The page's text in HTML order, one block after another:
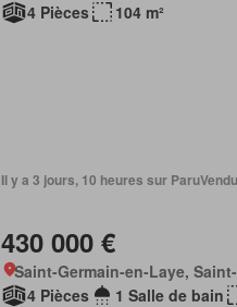
4 Pièces
104 m²
Il y a 3 jours, 10 heures sur
430 000 €
Saint-Germain-en-Laye,
4 Pièces
1 Salle de bain